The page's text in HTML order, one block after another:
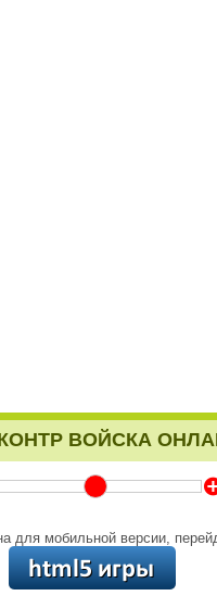
ВОЙСКА
для мобильной версии,